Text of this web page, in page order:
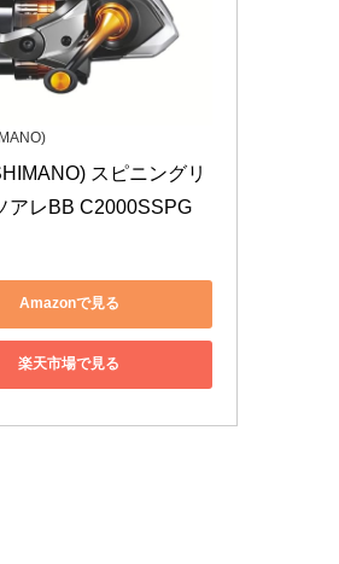
スピニングリ
アレBB C2000SSPG
Amazonで見る
楽天市場で見る